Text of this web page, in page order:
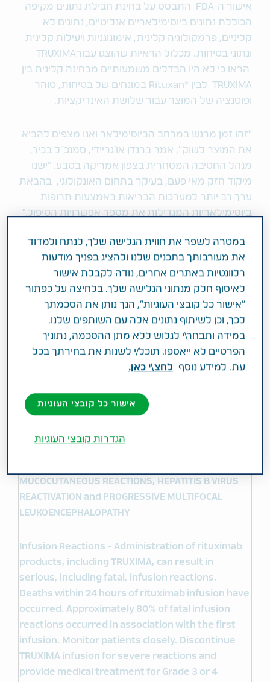
אישור ה-FDA התבסס על בחינת חבילת נתונים מקיפה
הכוללת נתונים ביוסימילאריים אנליטיים, נתונים לא
קליניים, פרמקולוגיה קלינית, אימונוגניות ויעילות קלינית
ונתוני בטיחות. מכלול הראיות שהוצגו עבורTRUXIMA
הראו כי לא היו הבדלים משמעותיים מבחינה קלינית בין
TRUXIMA לבין ®Rituxan במונחים של בטיחות, טוהר
ופוטנציה של המוצר עבור שלושת האינדיקציות.
"זהו זמן מרגש במרחב הביוסימילאר ואנו מצפים להביא
את המוצר לשוק", אמר ברנדן או'גריידי, סמנכ"ל בכיר,
מנהל החטיבה המסחרית בצפון אמריקה בטבע. "ישנו
מיקוד חזק מאי פעם, בעיקר בתחום האונקולוגי, בהבאת
ערך רב יותר למערכות הבריאות באמצעות תרופות
ביוסימילאריות המגדילות את מספר אפשרויות הטיפול."
Please see the Important Safety Information
below including the Boxed Warning regarding
fatal infusion reactions, severe mucocutaneous
reactions, hepatitis B virus reactivation and
progressive multifocal leukoencephalopathy.
סלטריון וטבע תעשיות פרמצבטיות בע"מ נכנסו לשותפות
בלעדית באוקטובר 2016 במטרה למסחר את CT-P10
בארה"ב ובקנדה. טבע וסלטריון הגיעו להסדר עם
Important Safety Information
MUCOCUTANEOUS REACTIONS, HEPATITIS B VIRUS
REACTIVATION and PROGRESSIVE MULTIFOCAL
LEUKOENCEPHALOPATHY
Infusion Reactions - Administration of rituximab
products, including TRUXIMA, can result in
serious, including fatal, infusion reactions.
Deaths within 24 hours of rituximab infusion have
occurred. Approximately 80% of fatal infusion
reactions occurred in association with the first
infusion. Monitor patients closely. Discontinue
TRUXIMA infusion for severe reactions and
provide medical treatment for Grade 3 or 4
במטרה לשפר את חווית הגלישה שלך, לנתח ולמדוד
את מעורבותך בתכנים שלנו ולהציג בפניך מודעות
רלוונטיות באתרים אחרים, נודה לקבלת אישור
לאיסוף חלק מנתוני הגלישה שלך. בלחיצה על כפתור
"אישור כל קובצי העוגיות", הנך נותן את הסכמתך
לכך, וכן לשיתוף נתונים אלה עם השותפים שלנו.
במידה ותבחר\י לגלוש ללא מתן ההסכמה, נתוניך
הפרטיים לא ייאספו. תוכל/י לשנות את בחירתך בכל
עת. למידע נוסף
לחצ\י כאן.
אישור כל קובצי העוגיות
הגדרות קובצי העוגיות